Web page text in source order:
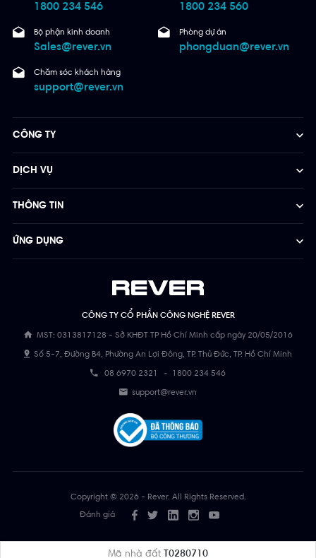
Mã nhà đất T0280710
1800 234 546 1800 234 560
Bộ phận kinh doanh
Sales@rever.vn
Phòng dự án
phongduan@rever.vn
Chăm sóc khách hàng
support@rever.vn
CÔNG TY CỔ PHẦN CÔNG NGHỆ REVER
MST: 0313817128 - Sở KHĐT TP Hồ Chí Minh cấp ngày 20/05/2016
Số 5-7, Đường B4, Phường An Lợi Đông, TP. Thủ Đức, TP. Hồ Chí Minh
08 6970 2321 - 1800 234 546
support@rever.vn
CÔNG TY
DỊCH VỤ
THÔNG TIN
ỨNG DỤNG
Copyright © 2026 - Rever. All Rights Reserved.
Đánh giá